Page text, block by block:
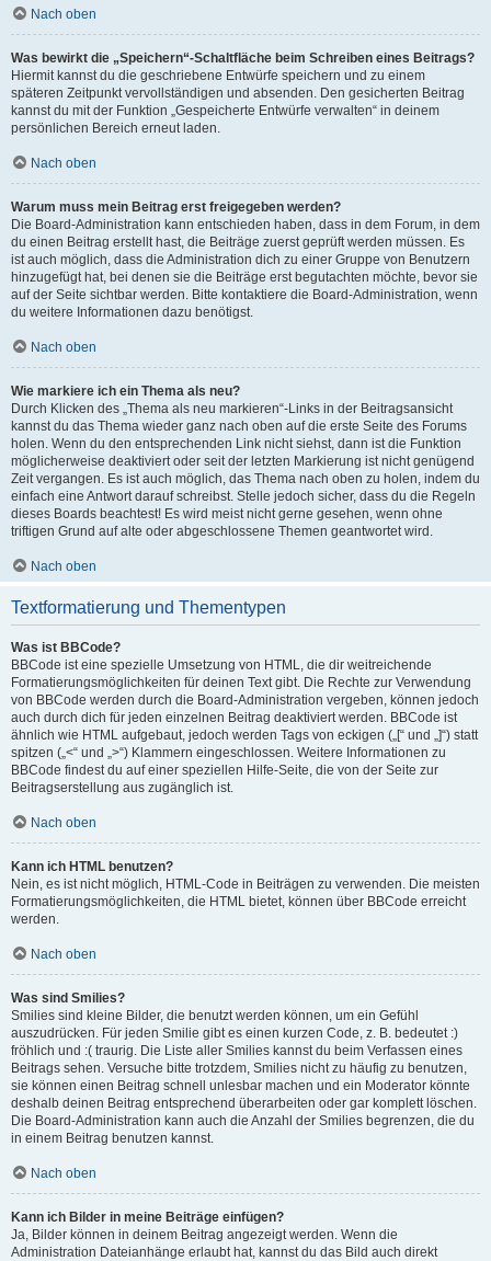
Nach oben
Was bewirkt die „Speichern“-Schaltfläche beim Schreiben eines Beitrags?
Hiermit kannst du die geschriebene Entwürfe speichern und zu einem
späteren Zeitpunkt vervollständigen und absenden. Den gesicherten Beitrag
kannst du mit der Funktion „Gespeicherte Entwürfe verwalten“ in deinem
persönlichen Bereich erneut laden.
Nach oben
Warum muss mein Beitrag erst freigegeben werden?
Die Board-Administration kann entschieden haben, dass in dem Forum, in dem
du einen Beitrag erstellt hast, die Beiträge zuerst geprüft werden müssen. Es
ist auch möglich, dass die Administration dich zu einer Gruppe von Benutzern
hinzugefügt hat, bei denen sie die Beiträge erst begutachten möchte, bevor sie
auf der Seite sichtbar werden. Bitte kontaktiere die Board-Administration, wenn
du weitere Informationen dazu benötigst.
Nach oben
Wie markiere ich ein Thema als neu?
Durch Klicken des „Thema als neu markieren“-Links in der Beitragsansicht
kannst du das Thema wieder ganz nach oben auf die erste Seite des Forums
holen. Wenn du den entsprechenden Link nicht siehst, dann ist die Funktion
möglicherweise deaktiviert oder seit der letzten Markierung ist nicht genügend
Zeit vergangen. Es ist auch möglich, das Thema nach oben zu holen, indem du
einfach eine Antwort darauf schreibst. Stelle jedoch sicher, dass du die Regeln
dieses Boards beachtest! Es wird meist nicht gerne gesehen, wenn ohne
triftigen Grund auf alte oder abgeschlossene Themen geantwortet wird.
Nach oben
Textformatierung und Thementypen
Was ist BBCode?
BBCode ist eine spezielle Umsetzung von HTML, die dir weitreichende
Formatierungsmöglichkeiten für deinen Text gibt. Die Rechte zur Verwendung
von BBCode werden durch die Board-Administration vergeben, können jedoch
auch durch dich für jeden einzelnen Beitrag deaktiviert werden. BBCode ist
ähnlich wie HTML aufgebaut, jedoch werden Tags von eckigen („[“ und „]“) statt
spitzen („<“ und „>“) Klammern eingeschlossen. Weitere Informationen zu
BBCode findest du auf einer speziellen Hilfe-Seite, die von der Seite zur
Beitragserstellung aus zugänglich ist.
Nach oben
Kann ich HTML benutzen?
Nein, es ist nicht möglich, HTML-Code in Beiträgen zu verwenden. Die meisten
Formatierungsmöglichkeiten, die HTML bietet, können über BBCode erreicht
werden.
Nach oben
Was sind Smilies?
Smilies sind kleine Bilder, die benutzt werden können, um ein Gefühl
auszudrücken. Für jeden Smilie gibt es einen kurzen Code, z. B. bedeutet :)
fröhlich und :( traurig. Die Liste aller Smilies kannst du beim Verfassen eines
Beitrags sehen. Versuche bitte trotzdem, Smilies nicht zu häufig zu benutzen,
sie können einen Beitrag schnell unlesbar machen und ein Moderator könnte
deshalb deinen Beitrag entsprechend überarbeiten oder gar komplett löschen.
Die Board-Administration kann auch die Anzahl der Smilies begrenzen, die du
in einem Beitrag benutzen kannst.
Nach oben
Kann ich Bilder in meine Beiträge einfügen?
Ja, Bilder können in deinem Beitrag angezeigt werden. Wenn die
Administration Dateianhänge erlaubt hat, kannst du das Bild auch direkt